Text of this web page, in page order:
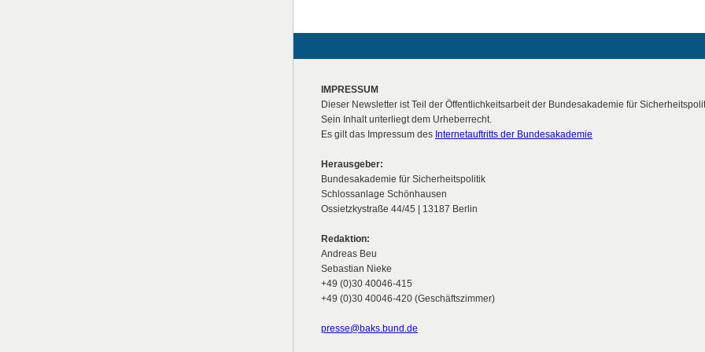
IMPRESSUM
Dieser Newsletter ist Teil der Öffentlichkeitsarbeit der Bundesakademie für
Sein Inhalt unterliegt dem Urheberrecht.
Es gilt das Impressum des Internetauftritts der Bundesakademie
Herausgeber:
Bundesakademie für Sicherheitspolitik
Schlossanlage Schönhausen
Ossietzkystraße 44/45 | 13187 Berlin
Redaktion:
Andreas Beu
Sebastian Nieke
+49 (0)30 40046-415
+49 (0)30 40046-420 (Geschäftszimmer)
presse@baks.bund.de